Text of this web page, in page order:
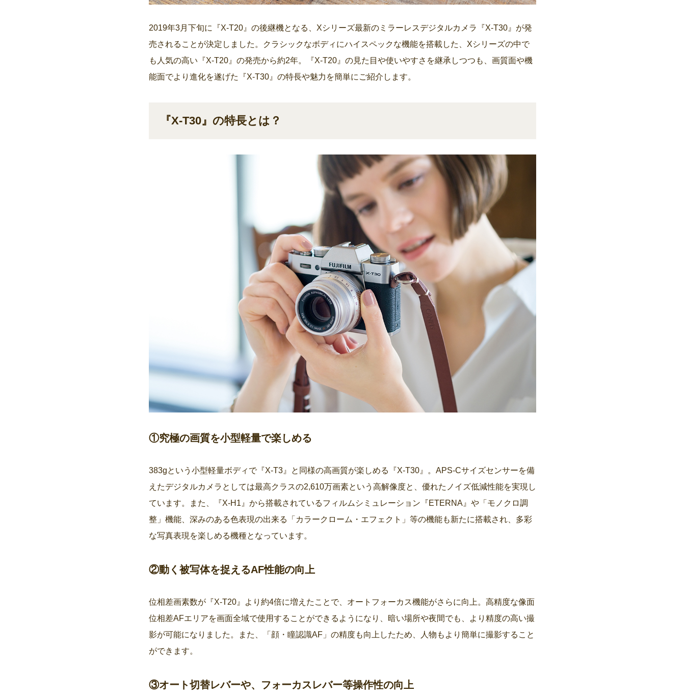
2019年3月下旬に『X-T20』の後継機となる、Xシリーズ最新のミラーレスデジタルカメラ『X-T30』が発
売されることが決定しました。クラシックなボディにハイスペックな機能を搭載した、Xシリーズの中で
も人気の高い『X-T20』の発売から約2年。『X-T20』の見た目や使いやすさを継承しつつも、画質面や機
能面でより進化を遂げた『X-T30』の特長や魅力を簡単にご紹介します。
『X-T30』の特長とは？
①究極の画質を小型軽量で楽しめる
383gという小型軽量ボディで『X-T3』と同様の高画質が楽しめる『X-T30』。APS-Cサイズセンサーを備
えたデジタルカメラとしては最高クラスの2,610万画素という高解像度と、優れたノイズ低減性能を実現し
ています。また、『X-H1』から搭載されているフィルムシミュレーション『ETERNA』や「モノクロ調
整」機能、深みのある色表現の出来る「カラークローム・エフェクト」等の機能も新たに搭載され、多彩
な写真表現を楽しめる機種となっています。
②動く被写体を捉えるAF性能の向上
位相差画素数が『X-T20』より約4倍に増えたことで、オートフォーカス機能がさらに向上。高精度な像面
位相差AFエリアを画面全域で使用することができるようになり、暗い場所や夜間でも、より精度の高い撮
影が可能になりました。また、「顔・瞳認識AF」の精度も向上したため、人物もより簡単に撮影すること
ができます。
③オート切替レバーや、フォーカスレバー等操作性の向上